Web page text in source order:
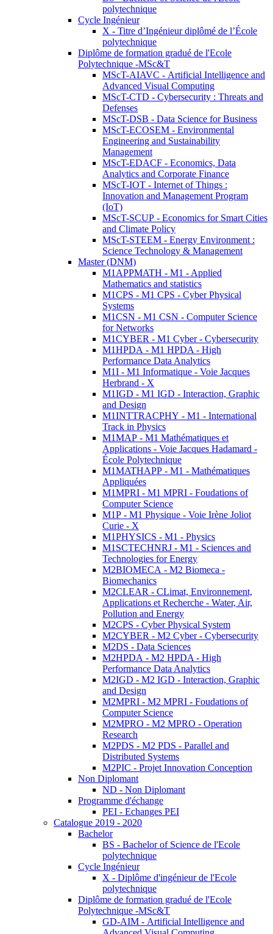
polytechnique
Cycle Ingénieur
X - Titre d’Ingénieur diplômé de l’École
polytechnique
Diplôme de formation gradué de l'Ecole
Polytechnique -MSc&T
MScT-AIAVC - Artificial Intelligence and
Advanced Visual Computing
MScT-CTD - Cybersecurity : Threats and
Defenses
MScT-DSB - Data Science for Business
MScT-ECOSEM - Environmental
Engineering and Sustainability
Management
MScT-EDACF - Economics, Data
Analytics and Corporate Finance
MScT-IOT - Internet of Things :
Innovation and Management Program
(IoT)
MScT-SCUP - Economics for Smart Cities
and Climate Policy
MScT-STEEM - Energy Environment :
Science Technology & Management
Master (DNM)
M1APPMATH - M1 - Applied
Mathematics and statistics
M1CPS - M1 CPS - Cyber Physical
Systems
M1CSN - M1 CSN - Computer Science
for Networks
M1CYBER - M1 Cyber - Cybersecurity
M1HPDA - M1 HPDA - High
Performance Data Analytics
M1I - M1 Informatique - Voie Jacques
Herbrand - X
M1IGD - M1 IGD - Interaction, Graphic
and Design
M1INTTRACPHY - M1 - International
Track in Physics
M1MAP - M1 Mathématiques et
Applications - Voie Jacques Hadamard -
École Polytechnique
M1MATHAPP - M1 - Mathématiques
Appliquées
M1MPRI - M1 MPRI - Foudations of
Computer Science
M1P - M1 Physique - Voie Irène Joliot
Curie - X
M1PHYSICS - M1 - Physics
M1SCTECHNRJ - M1 - Sciences and
Technologies for Energy
M2BIOMECA - M2 Biomeca -
Biomechanics
M2CLEAR - CLimat, Environnement,
Applications et Recherche - Water, Air,
Pollution and Energy
M2CPS - Cyber Physical System
M2CYBER - M2 Cyber - Cybersecurity
M2DS - Data Sciences
M2HPDA - M2 HPDA - High
Performance Data Analytics
M2IGD - M2 IGD - Interaction, Graphic
and Design
M2MPRI - M2 MPRI - Foudations of
Computer Science
M2MPRO - M2 MPRO - Operation
Research
M2PDS - M2 PDS - Parallel and
Distributed Systems
M2PIC - Projet Innovation Conception
Non Diplomant
ND - Non Diplomant
Programme d'échange
PEI - Echanges PEI
Catalogue 2019 - 2020
Bachelor
BS - Bachelor of Science de l'Ecole
polytechnique
Cycle Ingénieur
X - Diplôme d'ingénieur de l'Ecole
polytechnique
Diplôme de formation gradué de l'Ecole
Polytechnique -MSc&T
GD-AIM - Artificial Intelligence and